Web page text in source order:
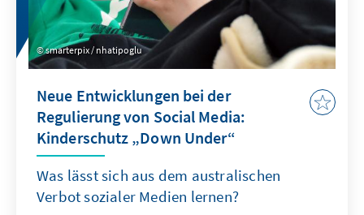
smarterpix / nhatipoglu
Neue Entwicklungen bei der
Regulierung von Social Media:
Kinderschutz „Down Under“
Was lässt sich aus dem australischen
Verbot sozialer Medien lernen?